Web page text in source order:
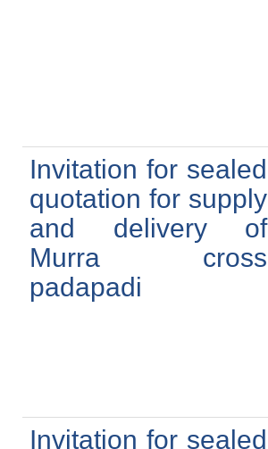
Invitation for sealed
quotation for supply
and delivery of
Murra cross
padapadi
Invitation for sealed